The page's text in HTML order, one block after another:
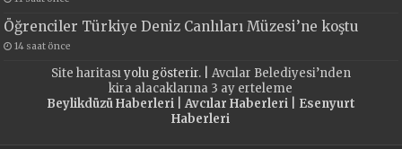
Öğrenciler Türkiye Deniz Canlıları Müzesi’ne koştu
14 saat önce
Site haritasıyolu gösterir. | Avcılar Belediyesi’nden
kira alacaklarına 3 ay erteleme
Beylikdüzü Haberleri| Avcılar Haberleri| Esenyurt
Haberleri